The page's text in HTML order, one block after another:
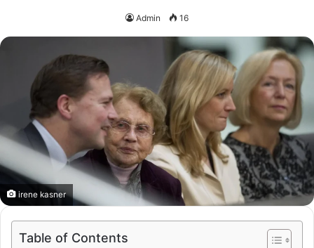
Admin 16
irene kasner
Table of Contents